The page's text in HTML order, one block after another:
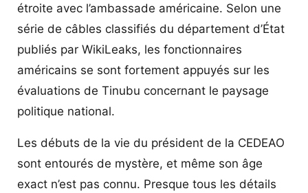
étroite avec l’ambassade américaine. Selon une
série de câbles classifiés du département d’État
publiés par WikiLeaks, les fonctionnaires
américains se sont fortement appuyés sur les
évaluations de Tinubu concernant le paysage
politique national.
Les débuts de la vie du président de la CEDEAO
sont entourés de mystère, et même son âge
exact n’est pas connu. Presque tous les détails